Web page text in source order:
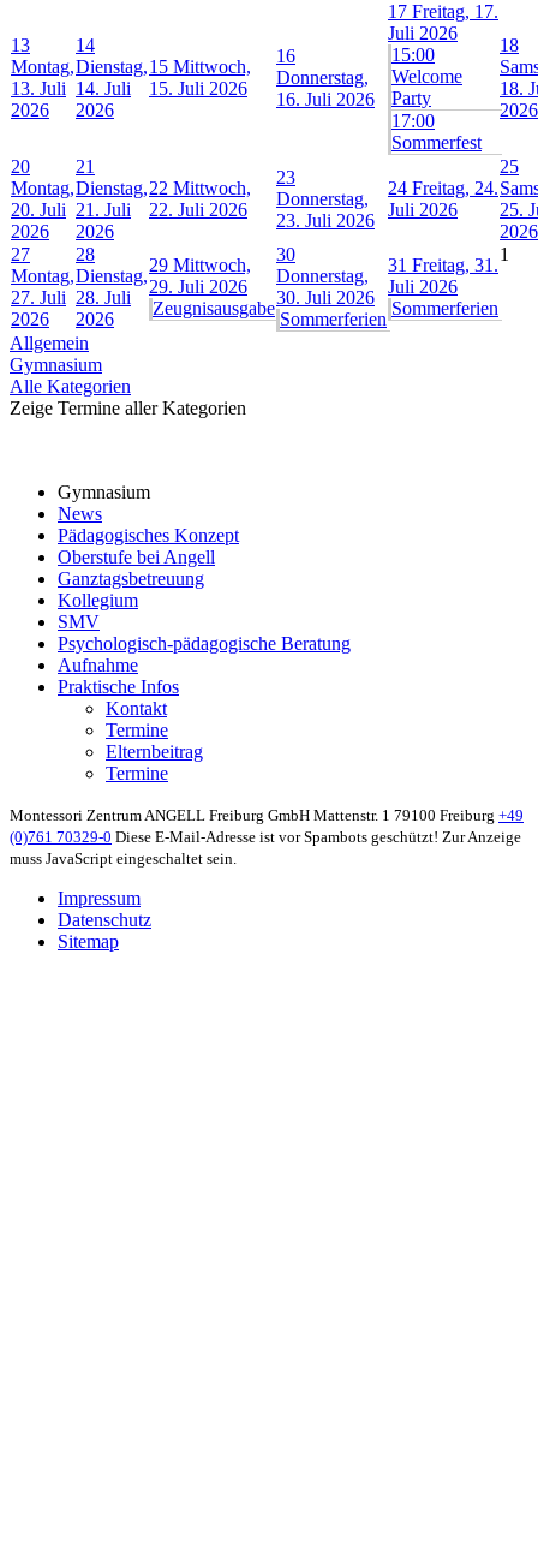
13
Montag,
13. Juli
2026
14
Dienstag,
14. Juli
2026
15 Mittwoch,
15. Juli 2026
16
Donnerstag,
16. Juli 2026
17 Freitag, 17.
Juli 2026
15:00
Welcome
Party
17:00
Sommerfest
18
18.
2026
20
Montag,
20. Juli
2026
21
Dienstag,
21. Juli
2026
22 Mittwoch,
22. Juli 2026
23
Donnerstag,
23. Juli 2026
24 Freitag, 24.
Juli 2026
25
25.
2026
27
Montag,
27. Juli
2026
28
Dienstag,
28. Juli
2026
29 Mittwoch,
29. Juli 2026
Zeugnisausgabe
30
Donnerstag,
30. Juli 2026
Sommerferien
31 Freitag, 31.
Juli 2026
Sommerferien
1
Allgemein
Gymnasium
Alle Kategorien
Zeige Termine aller Kategorien
Gymnasium
News
Pädagogisches Konzept
Oberstufe bei Angell
Ganztagsbetreuung
Kollegium
SMV
Psychologisch-pädagogische Beratung
Aufnahme
Praktische Infos
Kontakt
Termine
Elternbeitrag
Termine
Montessori Zentrum ANGELL Freiburg GmbH Mattenstr. 1 79100 Freiburg +49
(0)761 70329-0 Diese E-Mail-Adresse ist vor Spambots geschützt! Zur Anzeige
muss JavaScript eingeschaltet sein.
Impressum
Datenschutz
Sitemap